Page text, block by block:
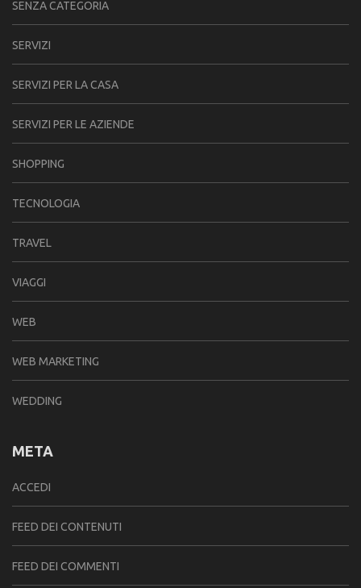
SENZA CATEGORIA
SERVIZI
SERVIZI PER LA CASA
SERVIZI PER LE AZIENDE
SHOPPING
TECNOLOGIA
TRAVEL
VIAGGI
WEB
WEB MARKETING
WEDDING
META
ACCEDI
FEED DEI CONTENUTI
FEED DEI COMMENTI